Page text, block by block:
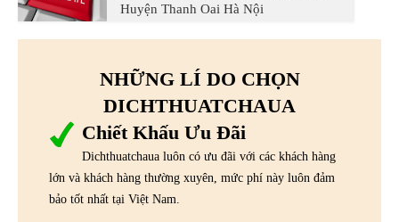
Huyện Thanh Oai Hà Nội
NHỮNG LÍ DO CHỌN
DICHTHUATCHAUA
Chiết Khấu Ưu Đãi
Dichthuatchaua luôn có ưu đãi với các khách hàng
lớn và khách hàng thường xuyên, mức phí này luôn đảm
bảo tốt nhất tại Việt Nam.